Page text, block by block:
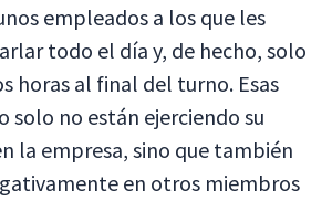
empleados a los que les
todo el día y, de hecho, solo
horas al final del turno. Esas
solo no están ejerciendo su
la empresa, sino que también
en otros miembros